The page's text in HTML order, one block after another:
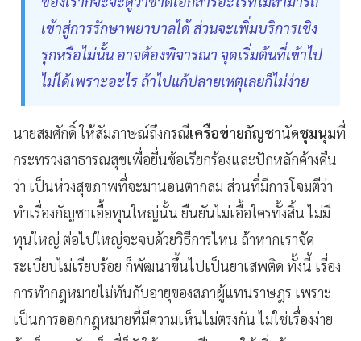
เข้าสู่การรักษาพยาบาลได้ ส่วนจะเพิ่มบริการเชิง
รุกหรือไม่นั้น อาจต้องพิจารณา จุดเริ่มต้นที่เข้าไป
ไม่ได้เพราะอะไร ถ้าไปแก้ปลายเหตุเลยก็ไม่ง่าย
นายสมศักดิ์ ให้สัมภาษณ์ถึงกรณีเครือข่ายกัญชานัดชุมนุมที่
กระทรวงสาธารณสุขเพื่อยื่นข้อเรียกร้องและปักหลักค้างคืน
ว่า เป็นห่วงสุขภาพที่จะมานอนตากลม ส่วนที่มีการโจมตีว่า
ทำเรื่องกัญชาเอื้อทุนใหญ่นั้น ยืนยันไม่เอื้อใครทั้งสิ้น ไม่มี
ทุนใหญ่ ต่อไปใหญ่จะจบด้วยวิธีการไหน ถ้าหากเราจัด
ระเบียบไม่เรียบร้อย ก็พัฒนาขึ้นไปเป็นยาเสพติด ทั้งนี้ เรี่อง
การทำกฎหมายไม่ทันกับอายุของสภาผู้แทนราษฎร เพราะ
เป็นการออกกฎหมายที่มีความเห็นไม่ตรงกัน ไม่ใช่เรื่องง่าย